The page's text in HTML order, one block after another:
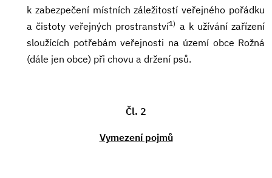
k zabezpečení místních záležitostí veřejného pořádku
a čistoty veřejných prostranství1) a k užívání zařízení
sloužících potřebám veřejnosti na území obce Rožná
(dále jen obce) při chovu a držení psů.
Čl. 2
Vymezení pojmů